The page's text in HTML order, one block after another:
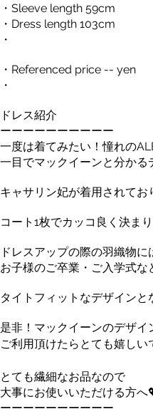
・Sleeve length 59cm
・Dress length 103cm
・
・Referenced price -- yen
・
ドレス紹介
ーーーーーーーーーー
一度は着てみたい！憧れの
一目でマックイーンと分かる
キャサリン妃が着用されて
コート1枚でカッコ良く決ま
ドレスアップの際の羽織物に
お子様のご卒業・ご入学式
タイトフィットなデザインと
是非！マックイーンのデザイ
ご利用頂けたらとても嬉しい
とても繊細なお品なので
大事にお使いいただける方へ
ーーーーーーーーーー